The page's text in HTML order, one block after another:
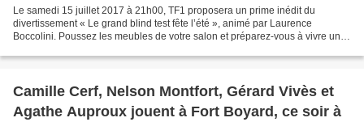
Le samedi 15 juillet 2017 à 21h00, TF1 proposera un prime inédit du
divertissement « Le grand blind test fête l’été », animé par Laurence
Boccolini. Poussez les meubles de votre salon et préparez-vous à vivre une
Camille Cerf, Nelson Montfort, Gérard Vivès et
Agathe Auproux jouent à Fort Boyard, ce soir à